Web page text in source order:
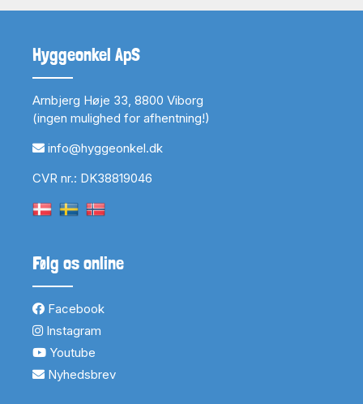
Hyggeonkel ApS
Arnbjerg Høje 33, 8800 Viborg
(ingen mulighed for afhentning!)
info@hyggeonkel.dk
CVR nr.: DK38819046
Følg os online
Facebook
Instagram
Youtube
Nyhedsbrev